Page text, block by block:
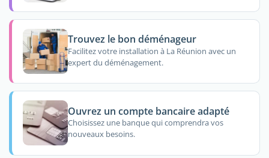
Trouvez le bon déménageur
Facilitez votre installation à La Réunion avec un
expert du déménagement.
Ouvrez un compte bancaire adapté
Choisissez une banque qui comprendra vos
nouveaux besoins.